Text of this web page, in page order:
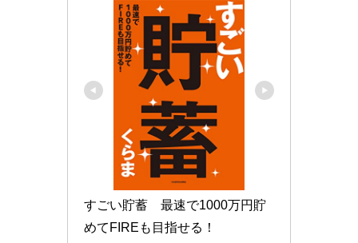
すごい貯蓄　最速で1000万円貯
めてFIREも目指せる！